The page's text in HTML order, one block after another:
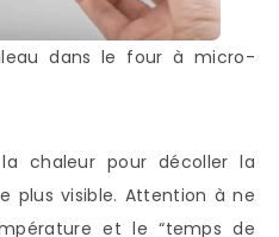
dans le four à micro-
chaleur pour décoller la
plus visible. Attention à ne
et le “temps de